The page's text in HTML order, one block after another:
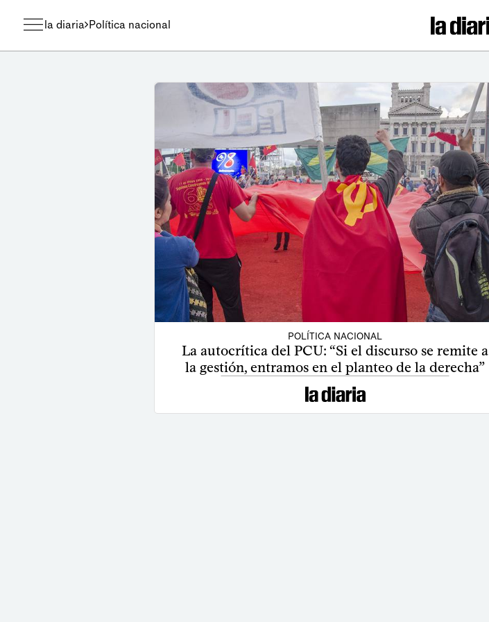
la diaria Política nacional
POLÍTICA NACIONAL
La autocrítica del PCU: “Si el discurso se remite a
la gestión, entramos en el planteo de la derecha”